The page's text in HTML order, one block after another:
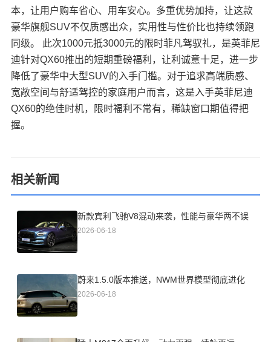
本，让用户购车省心、用车安心。多重优势加持，让这款
豪华旗舰SUV不仅质感出众，实用性与性价比也持续领跑
同级。 此次1000元抵3000元的限时菲凡驾驭礼，是英菲尼
迪针对QX60推出的短期重磅福利，让利诚意十足，进一步
降低了豪华中大型SUV的入手门槛。对于追求高端质感、
宽敞空间与舒适驾控的家庭用户而言，这是入手英菲尼迪
QX60的绝佳时机，限时福利不常有，稀缺窗口期值得把
握。
相关新闻
新款宾利飞驰V8混动来袭，性能与豪华两不误
2026-06-18
蔚来1.5.0版本推送，NWM世界模型彻底进化
2026-06-18